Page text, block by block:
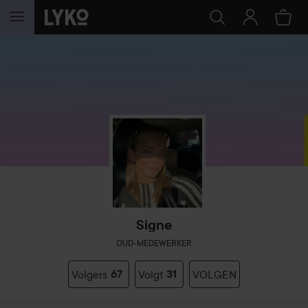
GA NAAR INHOUD
Signe
OUD-MEDEWERKER
Volgers 67 Volgt 31 VOLGEN